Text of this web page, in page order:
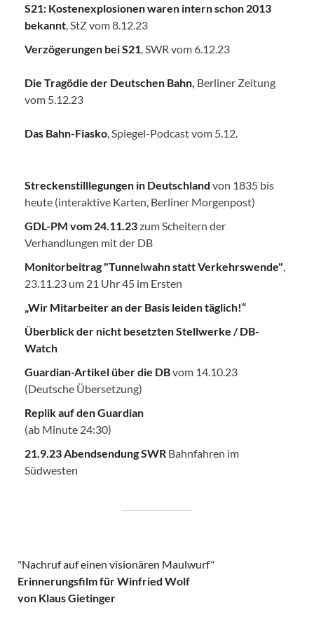
S21: Kostenexplosionen waren intern schon 2013
bekannt , StZ vom 8.12.23
Verzögerungen bei S21 , SWR vom 6.12.23
Die Tragödie der Deutschen Bahn Berliner Zeitung
vom 5.12.23
Das Bahn-Fiasko , Spiegel-Podcast vom 5.12.
Streckenstilllegungen in Deutschland von 1835 bis
heute (interaktive Karten, Berliner Morgenpost)
GDL-PM vom 24.11.23zum Scheitern der
Verhandlungen mit der DB
Monitorbeitrag "Tunnelwahn statt Verkehrswende"
23.11.23 um 21 Uhr 45 im Ersten
„Wir Mitarbeiter an der Basis leiden täglich!“
Überblick der nicht besetzten Stellwerke / DB-
Watch
Guardian-Artikel über die DBvom 14.10.23
(Deutsche Übersetzung)
Replik auf den Guardian
(ab Minute 24:30)
21.9.23 Abendsendung SWR Bahnfahren im
Südwesten
"Nachruf auf einen visionären Maulwurf"
Erinnerungsfilm für Winfried Wolf
von Klaus Gietinger